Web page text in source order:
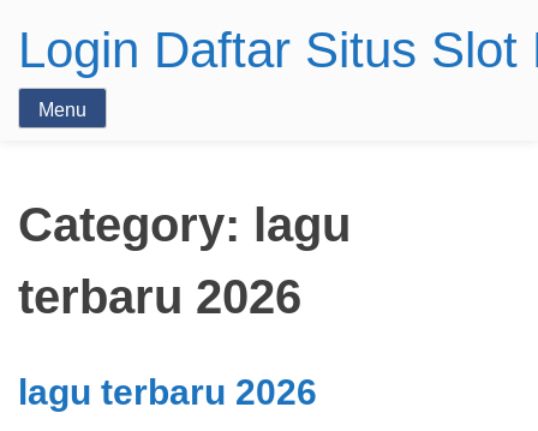
Login Daftar Situs Slot
Menu
Category: lagu
terbaru 2026
lagu terbaru 2026